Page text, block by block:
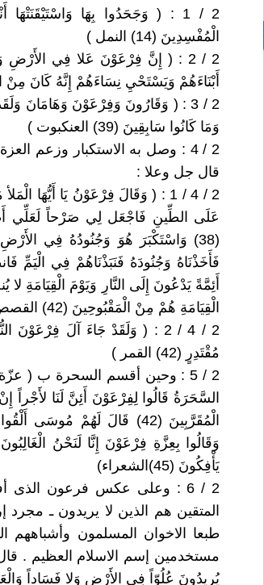
2 / 1 : ( وَجَحَدُوا بِهَا
الْمُفْسِدِينَ (14) النمل )
2 / 2 : ( إِنَّ فِرْعَوْنَ عَلا فِي
أَبْنَاءَهُمْ وَيَسْتَحْيِ نِسَاءَهُمْ إِنَّهُ كَانَ مِنْ
2 / 3 : ( وَقَارُونَ وَفِرْعَوْنَ وَهَامَانَ
وَمَا كَانُوا سَابِقِينَ (39) العنكبوت )
2 / 4 : وصل به الاستكبار وزعم
قال جل وعلا :
2 / 4 / 1 : ( وَقَالَ فِرْعَوْنُ يَا
عَلَى الطِّينِ فَاجْعَل لِي صَرْحاً لَعَلِّي
الْقِيَامَةِ هُمْ مِنْ الْمَقْبُوحِينَ (42) القصص ).
مُقْتَدِرٍ (42) القمر )
2 / 5 : وحين أقسم السحرة ب (
يَأْفِكُونَ (45)الشعراء)
2 / 6 : وعلى عكس فرعون
المتقين هم الذين لا يريدون ـ
طبعا الاخوان المسلمون وأشباههم
مستخدمين إسم الاسلام العظيم . قال
يُرِيدُونَ عُلُوّاً فِي الأَرْضِ وَلا فَسَاداً وَالْعَاقِبَةُ